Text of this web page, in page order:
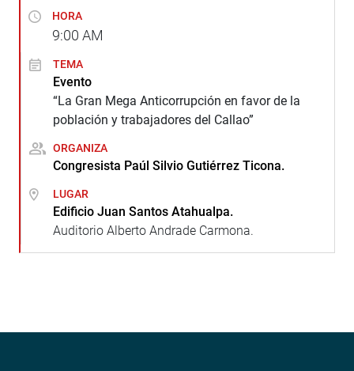
HORA
9:00 AM
TEMA
Evento
“La Gran Mega Anticorrupción en favor de la
población y trabajadores del Callao”
ORGANIZA
Congresista Paúl Silvio Gutiérrez Ticona.
LUGAR
Edificio Juan Santos Atahualpa.
Auditorio Alberto Andrade Carmona.